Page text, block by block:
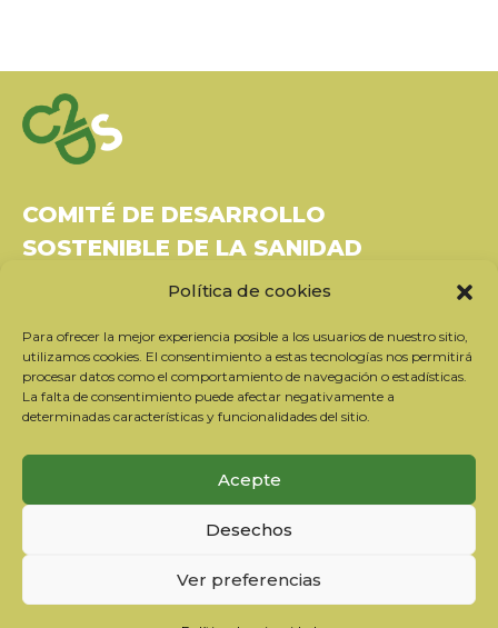
Política de cookies
Para ofrecer la mejor experiencia posible a los usuarios de nuestro sitio,
utilizamos cookies. El consentimiento a estas tecnologías nos permitirá
procesar datos como el comportamiento de navegación o estadísticas.
La falta de consentimiento puede afectar negativamente a
determinadas características y funcionalidades del sitio.
Acepte
Desechos
Ver preferencias
COMITÉ DE DESARROLLO
SOSTENIBLE DE LA SANIDAD
Bâtiment Le Rubixco, 1 rue Bernard Maris
Tel: 06 26 49 36 81 -
contact@c2ds.eu
TwitterLinkedIn
Youtube
Suscríbase a nuestro boletín
Nuestros socios
Contactar con el equipo
Información jurídica
Política de privacidad